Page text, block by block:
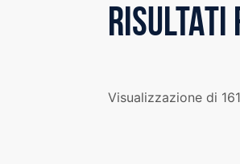
RISULTATI
Visualizzazione di